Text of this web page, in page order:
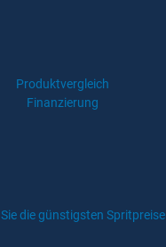
Produktvergleich
Finanzierung
die günstigsten Spritpreise